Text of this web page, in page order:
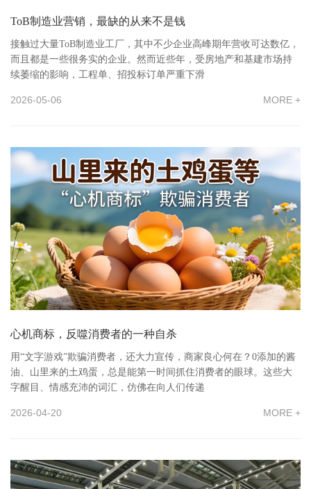
ToB制造业营销，最缺的从来不是钱
接触过大量ToB制造业工厂，其中不少企业高峰期年营收可达数亿，
而且都是一些很务实的企业。然而近些年，受房地产和基建市场持
续萎缩的影响，工程单、招投标订单严重下滑
2026-05-06 MORE +
心机商标，反噬消费者的一种自杀
用“文字游戏”欺骗消费者，还大力宣传，商家良心何在？0添加的酱
油、山里来的土鸡蛋，总是能第一时间抓住消费者的眼球。这些大
字醒目、情感充沛的词汇，仿佛在向人们传递
2026-04-20 MORE +